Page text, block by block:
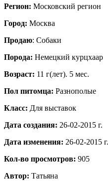
Регион: Московский регион
Город: Москва
Продаю: Собаки
Порода: Немецкий курцхаар
Возраст: 11 г(лет). 5 мес.
Пол питомца: Разнополые
Класс: Для выставок
Дата создания: 26-02-2015 г.
Дата изменения: 26-02-2015 г.
Кол-во просмотров: 905
Автор: Татьяна